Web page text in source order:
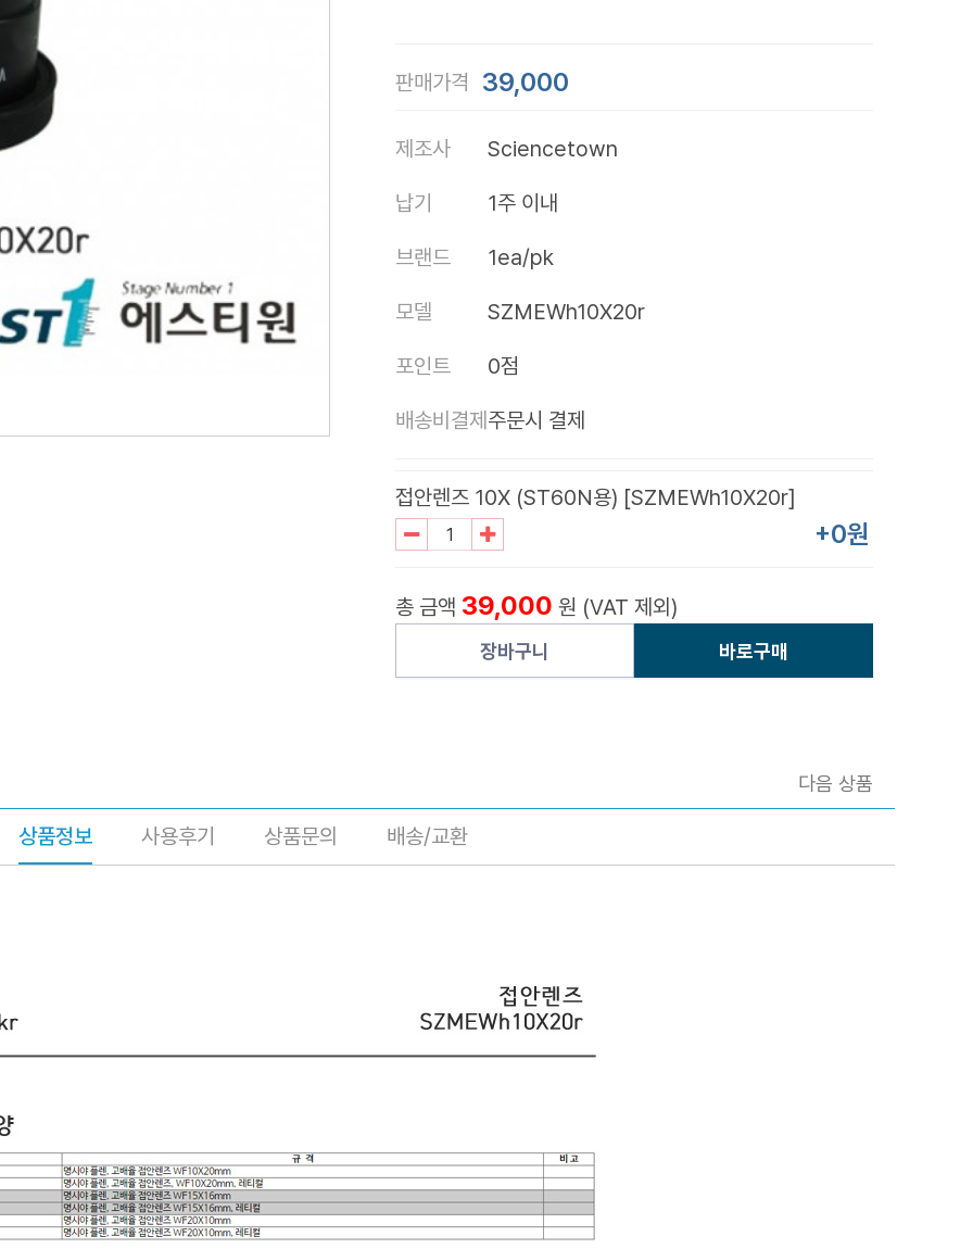
판매가격 39,000
제조사 Sciencetown
납기 1주 이내
브랜드 1ea/pk
모델 SZMEWh10X20r
포인트 0점
배송비결제 주문시 결제
접안렌즈 10X (ST60N용) [SZMEWh10X20r]
+0원
총 금액 39,000 원 (VAT 제외)
장바구니 바로구매
다음 상품
상품정보 사용후기 상품문의 배송/교환